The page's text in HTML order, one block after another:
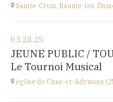
Sainte-Croix, Baume-les-
EHPAD du Centre hospitalier
1 avenue du Président
DAMES
03.28.25
JEUNE PUBLIC /
Le Tournoi Musical
église de Cuse-et-Adrisans